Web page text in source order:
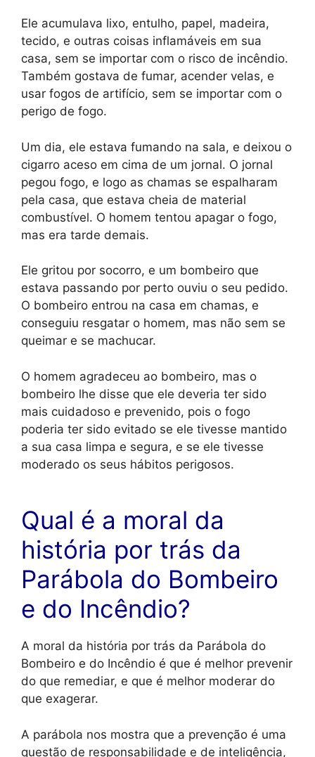
Ele acumulava lixo, entulho, papel, madeira,
tecido, e outras coisas inflamáveis em sua
casa, sem se importar com o risco de incêndio.
Também gostava de fumar, acender velas, e
usar fogos de artifício, sem se importar com o
perigo de fogo.
Um dia, ele estava fumando na sala, e deixou o
cigarro aceso em cima de um jornal. O jornal
pegou fogo, e logo as chamas se espalharam
pela casa, que estava cheia de material
combustível. O homem tentou apagar o fogo,
mas era tarde demais.
Ele gritou por socorro, e um bombeiro que
estava passando por perto ouviu o seu pedido.
O bombeiro entrou na casa em chamas, e
conseguiu resgatar o homem, mas não sem se
queimar e se machucar.
O homem agradeceu ao bombeiro, mas o
bombeiro lhe disse que ele deveria ter sido
mais cuidadoso e prevenido, pois o fogo
poderia ter sido evitado se ele tivesse mantido
a sua casa limpa e segura, e se ele tivesse
moderado os seus hábitos perigosos.
Qual é a moral da
história por trás da
Parábola do Bombeiro
e do Incêndio?
A moral da história por trás da Parábola do
Bombeiro e do Incêndio é que é melhor prevenir
do que remediar, e que é melhor moderar do
que exagerar.
A parábola nos mostra que a prevenção é uma
questão de responsabilidade e de inteligência,